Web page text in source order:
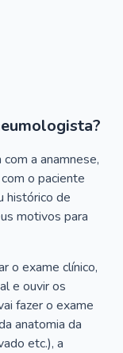
a anamnese,
o paciente
histórico de
motivos para
o exame clínico,
e ouvir os
fazer o exame
anatomia da
etc.), a